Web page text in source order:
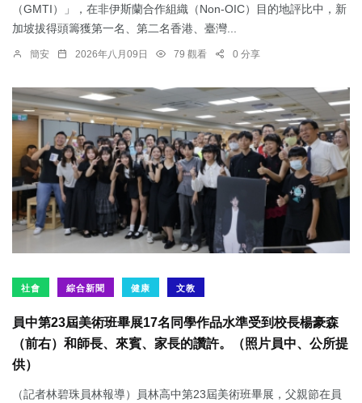
（GMTI）」，在非伊斯蘭合作組織（Non-OIC）目的地評比中，新
加坡拔得頭籌獲第一名、第二名香港、臺灣...
簡安 2026年八月09日 79 觀看 0 分享
社會 綜合新聞 健康 文教
員中第23屆美術班畢展17名同學作品水準受到校長楊豪森
（前右）和師長、來賓、家長的讚許。（照片員中、公所提
供）
（記者林碧珠員林報導）員林高中第23屆美術班畢展，父親節在員